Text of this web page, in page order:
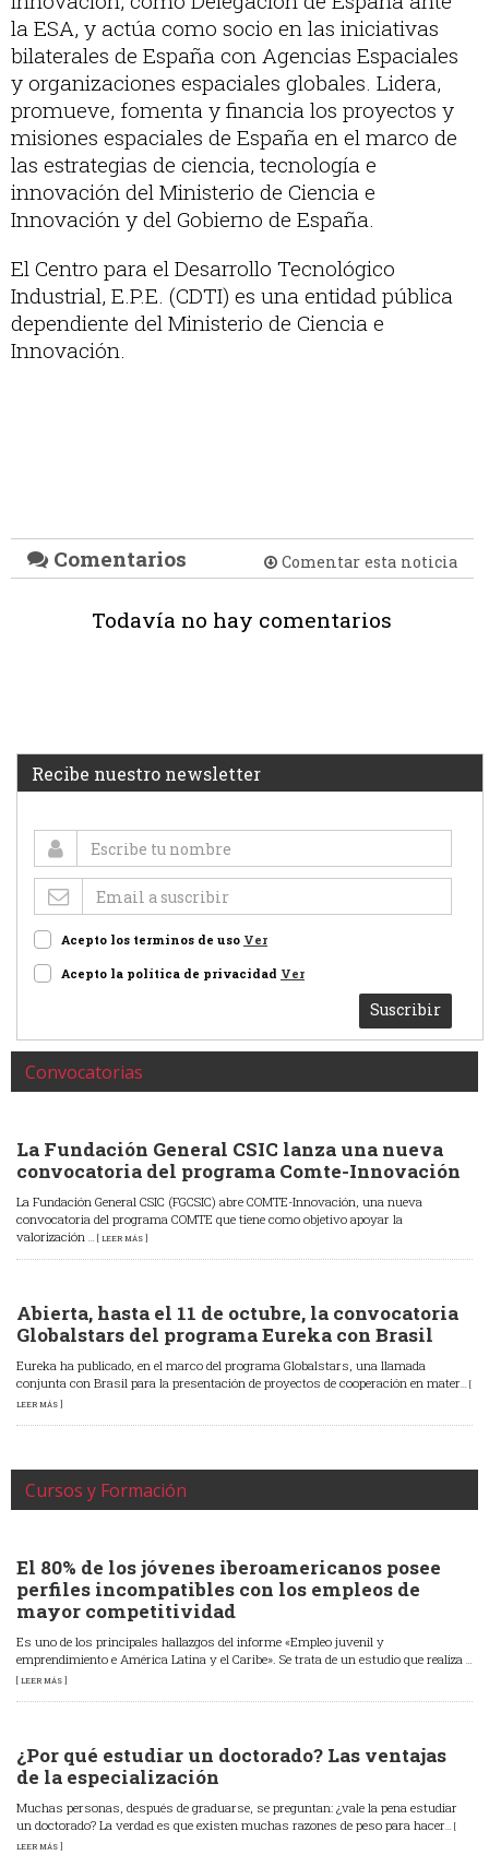
la ESA, y actúa como socio en las iniciativas
bilaterales de España con Agencias Espaciales
y organizaciones espaciales globales. Lidera,
promueve, fomenta y financia los proyectos y
misiones espaciales de España en el marco de
las estrategias de ciencia, tecnología e
innovación del Ministerio de Ciencia e
Innovación y del Gobierno de España.
El Centro para el Desarrollo Tecnológico
Industrial, E.P.E. (CDTI) es una entidad pública
dependiente del Ministerio de Ciencia e
Innovación.
Comentarios Comentar esta noticia
Todavía no hay comentarios
Recibe nuestro newsletter
Acepto los terminos de uso Ver
Acepto la política de privacidad Ver
Suscribir
Convocatorias
La Fundación General CSIC lanza una nueva
convocatoria del programa Comte-Innovación
La Fundación General CSIC (FGCSIC) abre COMTE-Innovación, una nueva
convocatoria del programa COMTE que tiene como objetivo apoyar la
valorización ... [ LEER MÁS ]
Abierta, hasta el 11 de octubre, la convocatoria
Globalstars del programa Eureka con Brasil
Eureka ha publicado, en el marco del programa Globalstars, una llamada
conjunta con Brasil para la presentación de proyectos de cooperación en mater... [
LEER MÁS ]
Cursos y Formación
El 80% de los jóvenes iberoamericanos posee
perfiles incompatibles con los empleos de
mayor competitividad
Es uno de los principales hallazgos del informe «Empleo juvenil y
emprendimiento e América Latina y el Caribe». Se trata de un estudio que realiza ...
[ LEER MÁS ]
¿Por qué estudiar un doctorado? Las ventajas
de la especialización
Muchas personas, después de graduarse, se preguntan: ¿vale la pena estudiar
un doctorado? La verdad es que existen muchas razones de peso para hacer... [
LEER MÁS ]